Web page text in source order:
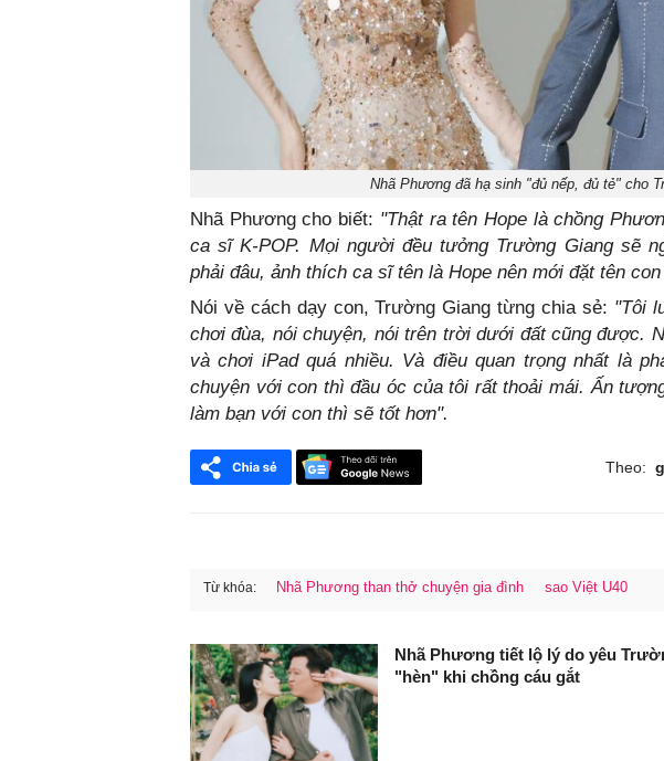
Nhã Phương đã hạ sinh "đủ nếp, đủ tẻ" cho
Nhã Phương cho biết: "Thật ra tên Hope là chồng
ca sĩ K-POP. Mọi người đều tưởng Trường Giang sẽ
phải đâu, ảnh thích ca sĩ tên là Hope nên mới đặt tên
Nói về cách dạy con, Trường Giang từng chia sẻ: "Tôi
chơi đùa, nói chuyện, nói trên trời dưới đất cũng được.
và chơi iPad quá nhiều. Và điều quan trọng nhất là
chuyện với con thì đầu óc của tôi rất thoải mái. Ấn
làm bạn với con thì sẽ tốt hơn".
Theo:
Từ khóa: Nhã Phương than thở chuyện gia đình sao Việt U40
Nhã Phương tiết lộ lý do yêu
"hèn" khi chồng cáu gắt